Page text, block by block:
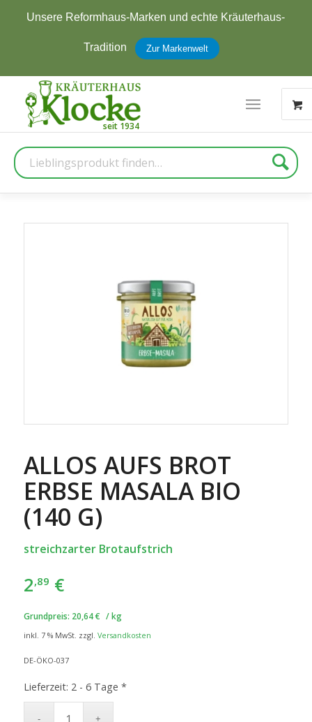
Unsere Reformhaus-Marken und echte Kräuterhaus-
Tradition Zur Markenwelt
Suche
ALLOS AUFS BROT
ERBSE MASALA BIO
(140 G)
streichzarter Brotaufstrich
2,89 €
Grundpreis: 20,64€ /kg
inkl. 7 % MwSt. zzgl. Versandkosten
DE-ÖKO-037
Lieferzeit: 2 - 6 Tage *